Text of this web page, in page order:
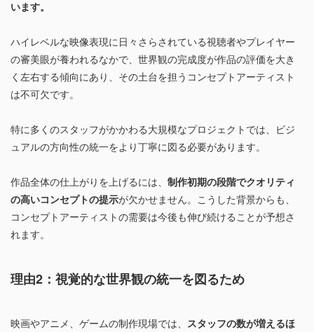
います。
ハイレベルな映像表現に日々さらされている視聴者やプレイヤー
の審美眼が養われるなかで、世界観の完成度が作品の評価を大き
く左右する傾向にあり、その土台を担うコンセプトアーティスト
は不可欠です。
特に多くのスタッフがかかわる大規模なプロジェクトでは、ビジ
ュアルの方向性の統一をより丁寧に図る必要があります。
作品全体の仕上がりを上げるには、 制作初期の段階でクオリティ
の高いコンセプトの提示が欠かせません。こうした背景からも、
コンセプトアーティストの需要は今後も伸び続けることが予想さ
れます。
理由2：視覚的な世界観の統一を図るため
映画やアニメ、ゲームの制作現場では、 スタッフの数が増えるほ